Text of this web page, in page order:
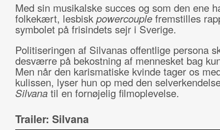
Med sin musikalske succes og som den ene
folkekært, lesbiskpowercouple fremstilles
symbolet på frisindets sejr i Sverige.
Politiseringen af Silvanas offentlige persona
desværre på bekostning af mennesket bag
Men når den karismatiske kvinde tager os
kulissen, lyser hun op med den
Silvanatil en fornøjelig filmoplevelse.
Trailer: Silvana